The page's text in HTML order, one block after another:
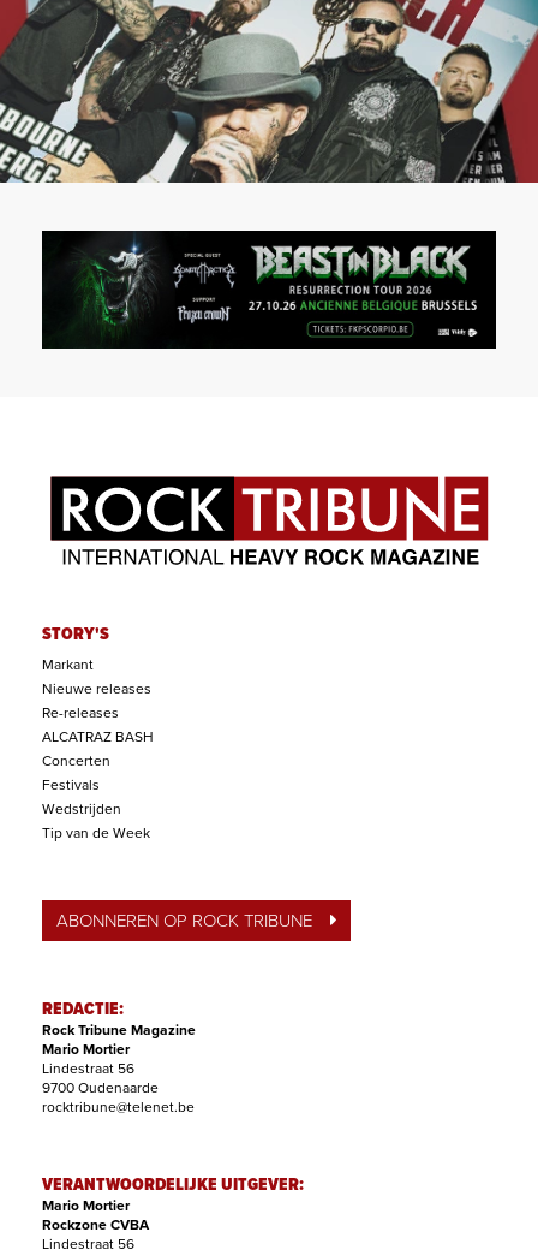
STORY'S
Markant
Nieuwe releases
Re-releases
ALCATRAZ BASH
Concerten
Festivals
Wedstrijden
Tip van de Week
ABONNEREN OP ROCK TRIBUNE
REDACTIE:
Rock Tribune Magazine
Mario Mortier
Lindestraat 56
9700 Oudenaarde
rocktribune@telenet.be
VERANTWOORDELIJKE UITGEVER:
Mario Mortier
Rockzone CVBA
Lindestraat 56